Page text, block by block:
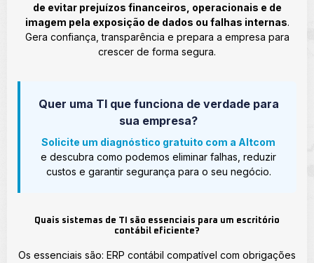
de evitar prejuízos financeiros, operacionais e de
imagem pela exposição de dados ou falhas internas.
Gera confiança, transparência e prepara a empresa para
crescer de forma segura.
Quer uma TI que funciona de verdade para
sua empresa?
Solicite um diagnóstico gratuito com a Altcom
e descubra como podemos eliminar falhas, reduzir
custos e garantir segurança para o seu negócio.
Quais sistemas de TI são essenciais para um escritório
contábil eficiente?
Os essenciais são: ERP contábil compatível com obrigações